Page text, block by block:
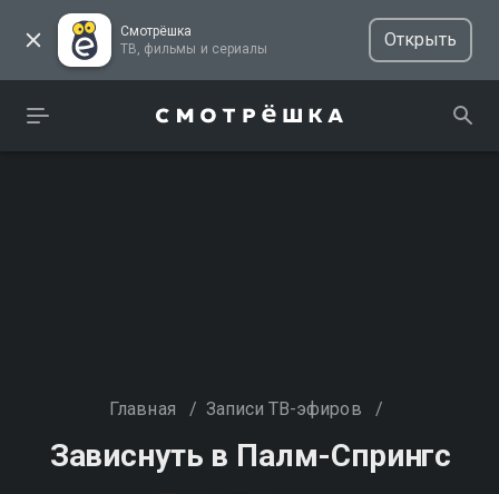
Смотрёшка
ТВ, фильмы и сериалы
Открыть
Главная / Записи ТВ-эфиров /
Зависнуть в Палм-Спрингс